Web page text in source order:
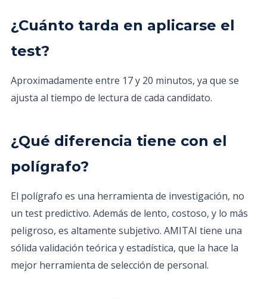
¿Cuánto tarda en aplicarse el
test?
Aproximadamente entre 17 y 20 minutos, ya que se
ajusta al tiempo de lectura de cada candidato.
¿Qué diferencia tiene con el
polígrafo?
El polígrafo es una herramienta de investigación, no
un test predictivo. Además de lento, costoso, y lo más
peligroso, es altamente subjetivo. AMITAI tiene una
sólida validación teórica y estadística, que la hace la
mejor herramienta de selección de personal.